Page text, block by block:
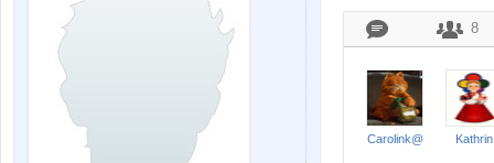
8
Carolink@ Kathrin